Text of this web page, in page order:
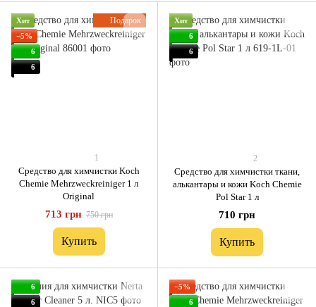
Подарок
Хит
−5%
6
6
1
Средство для химчистки Koch
Chemie Mehrzweckreiniger 1 л
Original
713 грн 750 грн
Купить
Хит
6
6
2
Средство для химчистки ткани,
алькантары и кожи Koch Chemie
Pol Star 1 л
710 грн
Купить
6
6
−5%
6